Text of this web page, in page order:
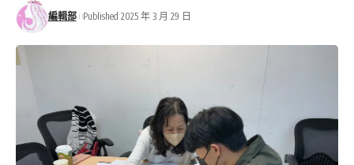
編輯部 Published 2025 年 3 月 29 日